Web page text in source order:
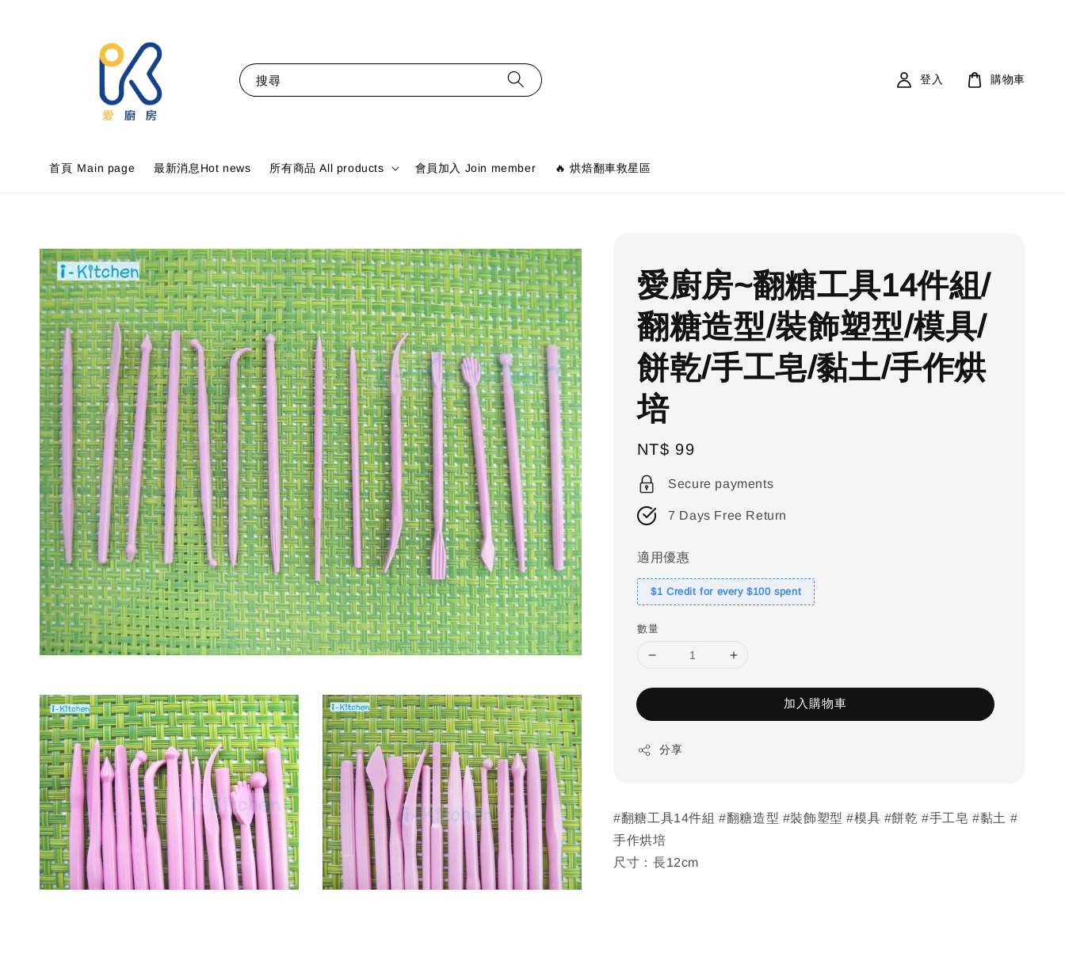
搜尋
首頁 Ｍain page 最新消息Hot news 所有商品 All products 會員加入 Join member 🔥 烘焙翻車救星區
登入 購物車
愛廚房~翻糖工具14件組/
翻糖造型/裝飾塑型/模具/
餅乾/手工皂/黏土/手作烘
培
Regular
price
NT$ 99
Secure payments
7 Days Free Return
適用優惠
$1 Credit for every $100 spent
數量
加入購物車
分享
#翻糖工具14件組 #翻糖造型 #裝飾塑型 #模具 #餅乾 #手工皂 #黏土 #
手作烘培
尺寸：長12cm